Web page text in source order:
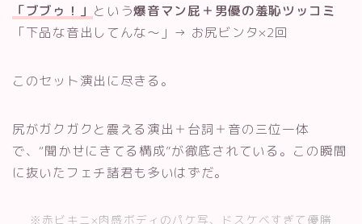
「ブブゥ！」 という爆音マン屁＋男優の羞恥ツッコミ
「下品な音出してんな〜」→ お尻ビンタ×2回
このセット演出に尽きる。
尻がガクガクと震える演出＋台詞＋音の三位一体
で、“聞かせにきてる構成”が徹底されている。この瞬間
に抜いたフェチ諸君も多いはずだ。
※赤ビキニ×肉感ボディのパケ写、ドスケベすぎて優勝